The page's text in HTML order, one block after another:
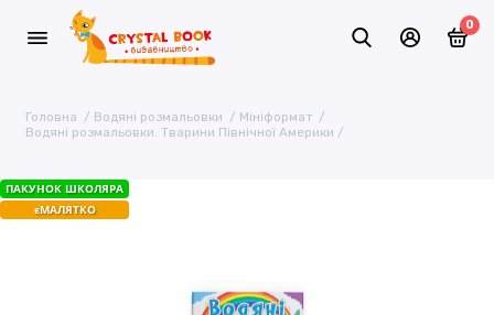
0
Головна Водяні розмальовки
Мініформат
Водяні розмальовки. Тварини Північної Америки
ПАКУНОК ШКОЛЯРА
єМАЛЯТКО